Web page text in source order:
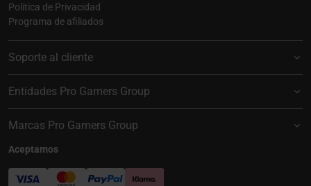
Política de Privacidad
Programa de afiliados
Soporte al cliente
Entidades Pro Gamers Group
Marcas Pro Gamers Group
Aceptamos